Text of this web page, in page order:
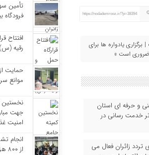
https://nodademrooz.ir/?p=38394
یادواره‌ ها برای
ضروری است »
و حرفه‌ ای استان
خدمت‌ رسانی در
۲۸ صفر برای تردد زائران فعال می‌
تأمین
فرودگاه
افتتاح
رقیه
حمایت
موانع
نخستین
جهت
امنیت
انجام